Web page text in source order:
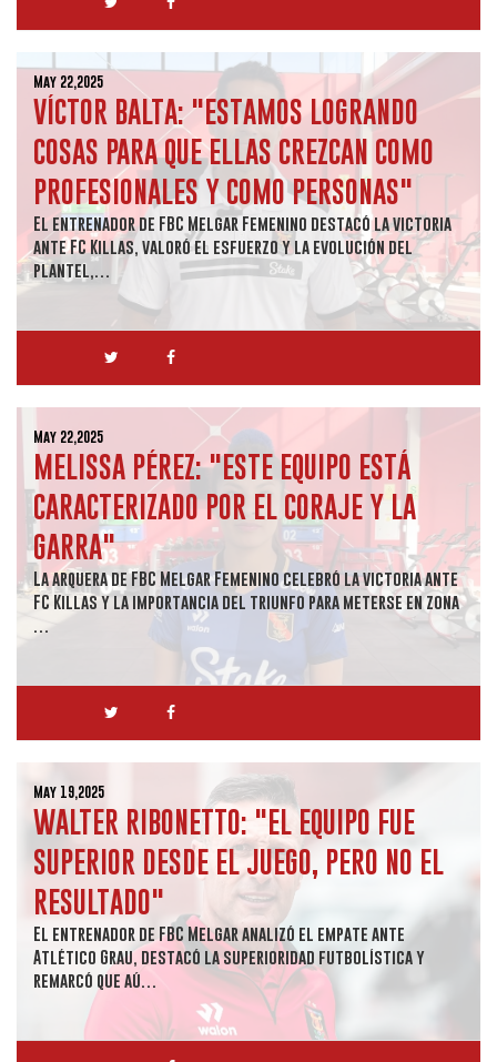
May 22,2025
VÍCTOR BALTA: "ESTAMOS LOGRANDO
COSAS PARA QUE ELLAS CREZCAN COMO
PROFESIONALES Y COMO PERSONAS"
El entrenador de FBC Melgar Femenino destacó la victoria
ante FC Killas, valoró el esfuerzo y la evolución del
plantel,…
May 22,2025
MELISSA PÉREZ: "ESTE EQUIPO ESTÁ
CARACTERIZADO POR EL CORAJE Y LA
GARRA"
La arquera de FBC Melgar Femenino celebró la victoria ante
FC Killas y la importancia del triunfo para meterse en zona
May 19,2025
WALTER RIBONETTO: "EL EQUIPO FUE
SUPERIOR DESDE EL JUEGO, PERO NO EL
RESULTADO"
El entrenador de FBC Melgar analizó el empate ante
Atlético Grau, destacó la superioridad futbolística y
remarcó que aú…